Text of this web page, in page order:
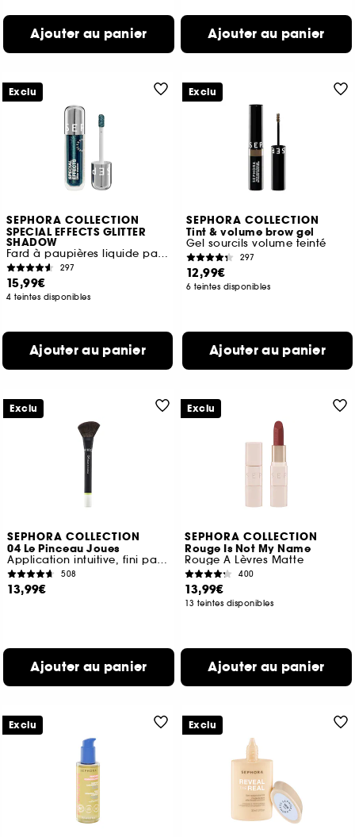
Ajouter au panier Ajouter au panier
SEPHORA COLLECTION
SPECIAL EFFECTS GLITTER
SHADOW
Fard à paupières liquide pailleté
297
15,99€
4 teintes disponibles
Ajouter au panier
Exclu
SEPHORA COLLECTION
Tint & volume brow gel
Gel sourcils volume teinté
297
12,99€
6 teintes disponibles
Ajouter au panier
Exclu
SEPHORA COLLECTION
04 Le Pinceau Joues
Application intuitive, fini parfait
508
13,99€
Ajouter au panier
Exclu
SEPHORA COLLECTION
Rouge Is Not My Name
Rouge A Lèvres Matte
400
13,99€
13 teintes disponibles
Ajouter au panier
Exclu
Exclu Exclu